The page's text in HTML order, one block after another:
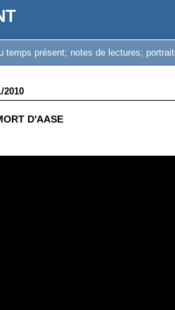
temps présent; notes de lectures;
2010
D'AASE